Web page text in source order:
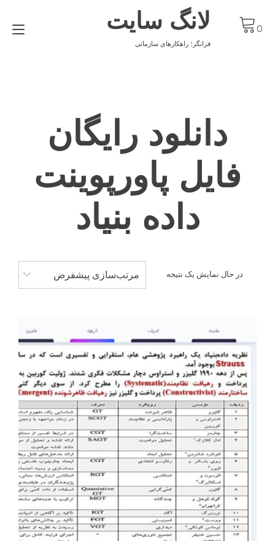
content
لانگ سایت
فرانگر؛ راهکارهای سازمانی
0
دانلود رایگان
فایل پاورپوینت
داده بنیاد
در حال نمایش یک نتیجه مرتب‌سازی پیشفرض